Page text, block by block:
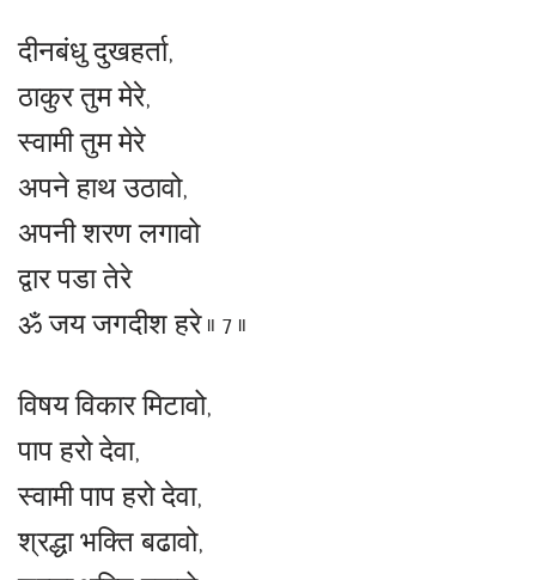
दीनबंधु दुखहर्ता,
ठाकुर तुम मेरे,
स्वामी तुम मेरे
अपने हाथ उठावो,
अपनी शरण लगावो
द्वार पडा तेरे
ॐ जय जगदीश हरे ॥ 7 ॥
विषय विकार मिटावो,
पाप हरो देवा,
स्वामी पाप हरो देवा,
श्रद्धा भक्ति बढावो,